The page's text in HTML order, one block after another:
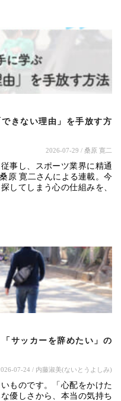
きない理由」を手放す方
2026-07-29 / 桑原 寛二
事し、スポーツ業界に精通
原 寛二さんによる連載。今
してしまう心の仕組みを、
サッカーを辞めたい」の
07-24 / 内藤淑美(ないとうよしみ)
ものです。「心配をかけた
優しさから、本当の気持ち